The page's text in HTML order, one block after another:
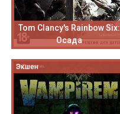
Tom Clancy's Rainbow Six:
Осада
Экшен